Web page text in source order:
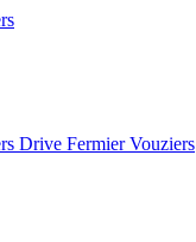
Drive Fermier Vouziers